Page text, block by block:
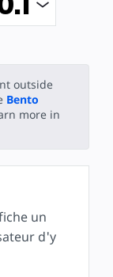
outside
Bento
more in
un
d'y